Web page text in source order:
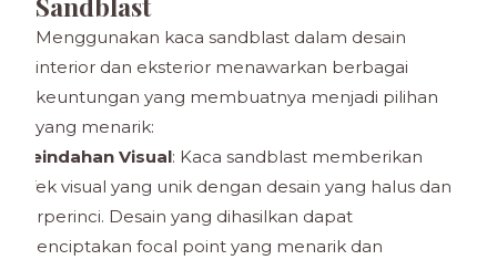
Menggunakan kaca sandblast dalam desain
interior dan eksterior menawarkan berbagai
keuntungan yang membuatnya menjadi pilihan
yang menarik:
Keindahan Visual: Kaca sandblast memberikan
efek visual yang unik dengan desain yang halus dan
terperinci. Desain yang dihasilkan dapat
menciptakan focal point yang menarik dan